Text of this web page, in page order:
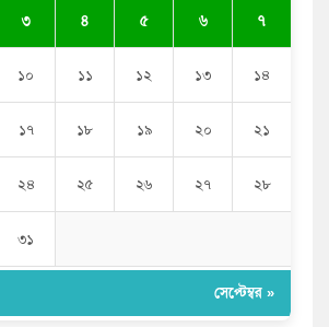
৩ ৪ ৫ ৬ ৭
১০ ১১ ১২ ১৩ ১৪
১৭ ১৮ ১৯ ২০ ২১
২৪ ২৫ ২৬ ২৭ ২৮
৩১
সেপ্টেম্বর »